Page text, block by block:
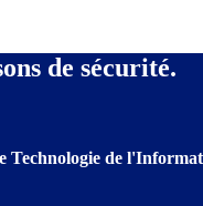
de sécurité.
Technologie de